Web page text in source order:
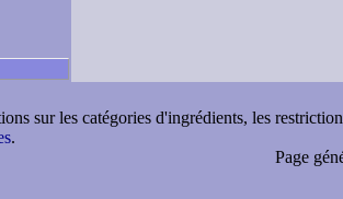
sur les catégories d'ingrédients, les
.
Page